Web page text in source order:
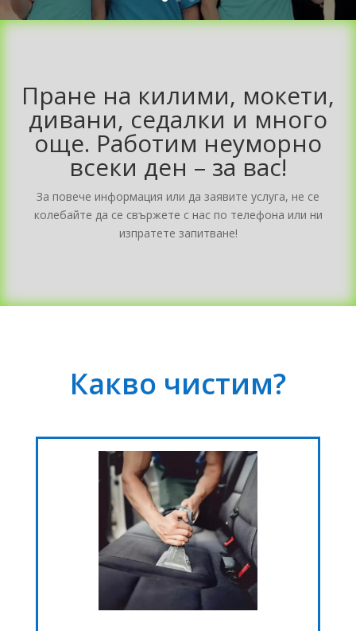
Пране на килими, мокети,
дивани, седалки и много
още. Работим неуморно
всеки ден – за вас!
За повече информация или да заявите услуга, не се
колебайте да се свържете с нас по телефона или ни
изпратете запитване!
Какво чистим?